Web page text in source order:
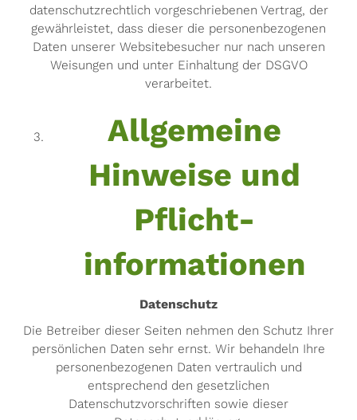
datenschutzrechtlich vorgeschriebenen Vertrag, der
gewährleistet, dass dieser die personenbezogenen
Daten unserer Websitebesucher nur nach unseren
Weisungen und unter Einhaltung der DSGVO
verarbeitet.
Allgemeine
Hinweise und
Pflicht­
informationen
Datenschutz
Die Betreiber dieser Seiten nehmen den Schutz Ihrer
persönlichen Daten sehr ernst. Wir behandeln Ihre
personenbezogenen Daten vertraulich und
entsprechend den gesetzlichen
Datenschutzvorschriften sowie dieser